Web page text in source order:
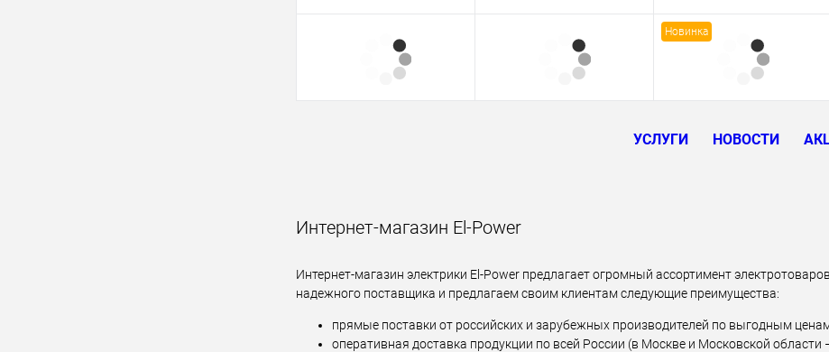
Новинка
УСЛУГИ НОВОСТИ
Интернет-магазин El-Power
Интернет-магазин электрики El-Power предлагает огромный ассортимент
надежного поставщика и предлагаем своим клиентам следующие преимущества:
прямые поставки от российских и зарубежных производителей по выгодным
оперативная доставка продукции по всей России (в Москве и Московской